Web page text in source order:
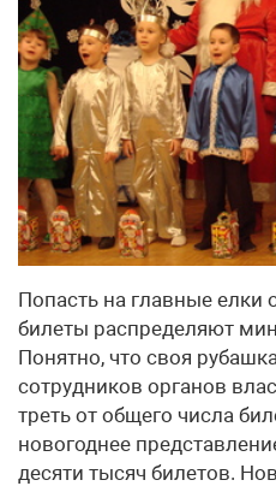
Попасть на главные елки
билеты распределяют
Понятно, что своя
сотрудников органов
треть от общего числа
новогоднее
десяти тысяч билетов.